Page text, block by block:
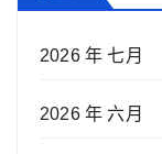
2026 年 七月
2026 年 六月